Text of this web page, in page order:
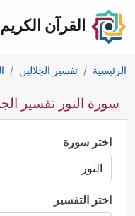
القرآن الكريم
الرئيسية تفسير الجلالين
سورة النور تفسير
اختر سورة
اختر التفسير